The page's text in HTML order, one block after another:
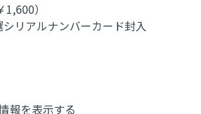
1,600）
リアルナンバーカード封入
報を表示する